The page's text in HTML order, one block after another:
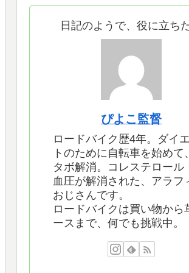
日記のようで、役に立ち
ぴよこ監督
ロードバイク歴4年。ダイ
トのために自転車を始めて
タボ解消。コレステロール
血圧が解消された、アラフ
おじさんです。
ロードバイクは買い物から
ースまで、何でも挑戦中。